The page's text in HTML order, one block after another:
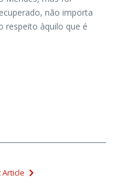
não importa
respeito àquilo que é
Article